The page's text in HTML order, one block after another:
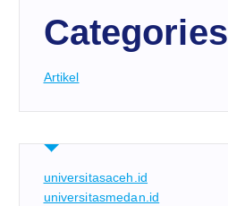
Categories
Artikel
universitasaceh.id
universitasmedan.id